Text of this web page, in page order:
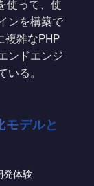
使って、使
ンを構築で
複雑なPHP
ンドエンジ
いる。
モデルと